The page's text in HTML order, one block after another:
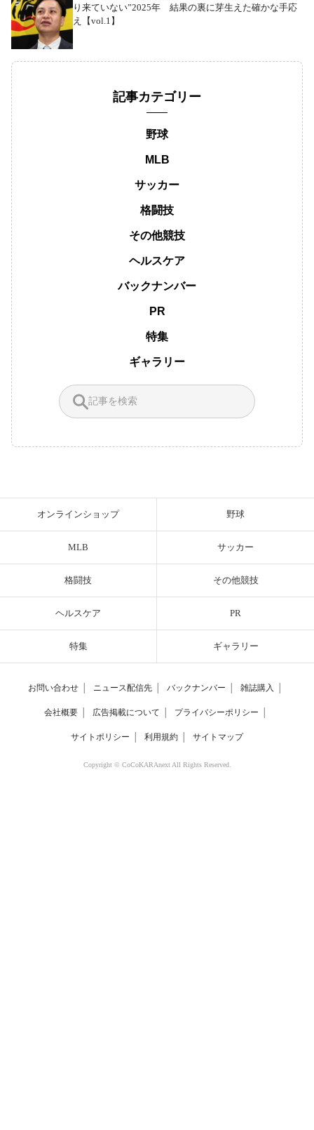
り来ていない”2025年 結果の裏に芽生えた確かな手応
え【vol.1】
記事カテゴリー
野球
MLB
サッカー
格闘技
その他競技
ヘルスケア
バックナンバー
PR
特集
ギャラリー
オンラインショップ 野球
MLB サッカー
格闘技 その他競技
ヘルスケア PR
特集 ギャラリー
お問い合わせ ニュース配信先 バックナンバー 雑誌購入
会社概要 広告掲載について プライバシーポリシー
サイトポリシー 利用規約 サイトマップ
Copyright © CoCoKARAnext All Rights Reserved.